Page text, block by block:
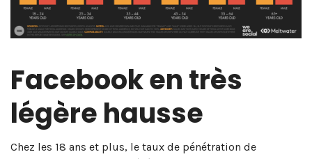
Facebook en très
légère hausse
Chez les 18 ans et plus, le taux de pénétration de